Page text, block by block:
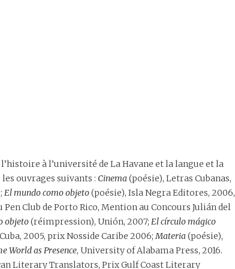
à l’université de La Havane et la langue et la
ouvrages suivants : Cinema(poésie), Letras Cubanas,
El mundo como objeto(poésie), Isla Negra Editores, 2006,
Club de Porto Rico, Mention au Concours Julián del
objeto(réimpression), Unión, 2007; El círculo mágico
2005, prix Nosside Caribe 2006; Materia(poésie),
World as Presence, University of Alabama Press, 2016.
Literary Translators, Prix Gulf Coast Literary